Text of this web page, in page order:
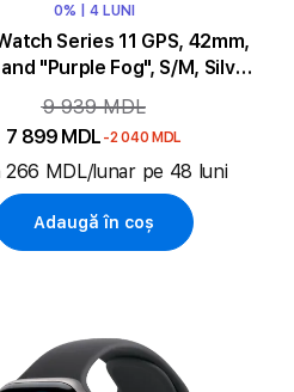
0% | 4 LUNI
Series 11 GPS, 42mm,
"Purple Fog", S/M, Silver
Aluminium
9 939 MDL
7 899 MDL -2 040 MDL
266 MDL/lunar pe 48 luni
Adaugă în coș